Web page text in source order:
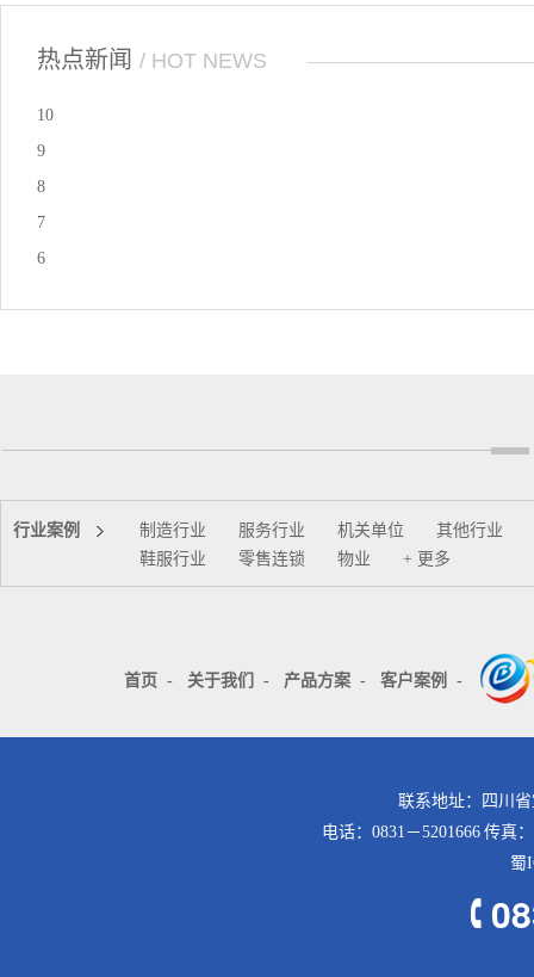
热点新闻 / HOT NEWS
10
9
8
7
6
行业案例 制造行业 服务行业 机关单位
其他行业
鞋服行业
零售连锁 物业 + 更多
首页 - 关于我们 - 产品方案 - 客户案例 -
联系地址：四川
电话：0831－5201666 传真
蜀